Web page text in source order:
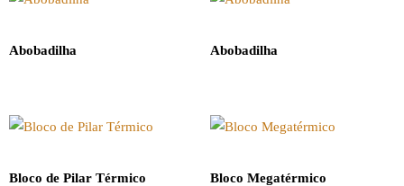
Abobadilha Abobadilha
Bloco de Pilar Térmico Bloco Megatérmico